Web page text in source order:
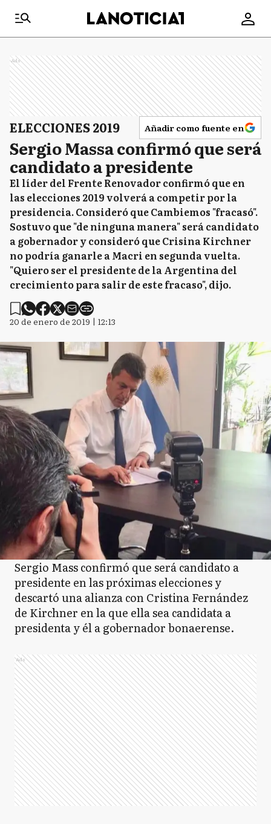
Ads
ELECCIONES 2019 Añadir como fuente en
Sergio Massa confirmó que será
candidato a presidente
El líder del Frente Renovador confirmó que en
las elecciones 2019 volverá a competir por la
presidencia. Consideró que Cambiemos "fracasó".
Sostuvo que "de ninguna manera" será candidato
a gobernador y consideró que Crisina Kirchner
no podría ganarle a Macri en segunda vuelta.
"Quiero ser el presidente de la Argentina del
crecimiento para salir de este fracaso", dijo.
20 de enero de 2019 | 12:13
Sergio Mass confirmó que será candidato a
presidente en las próximas elecciones y
descartó una alianza con Cristina Fernández
de Kirchner en la que ella sea candidata a
presidenta y él a gobernador bonaerense.
Ads